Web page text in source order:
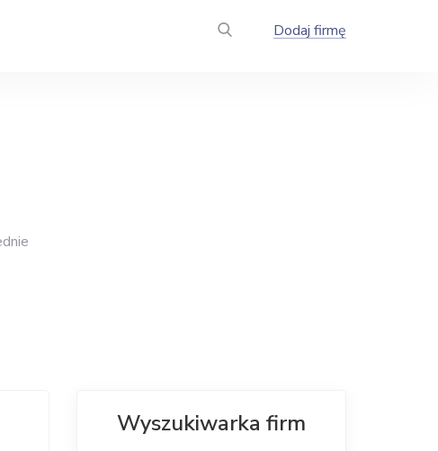
Dodaj firmę
Wyszukiwarka firm